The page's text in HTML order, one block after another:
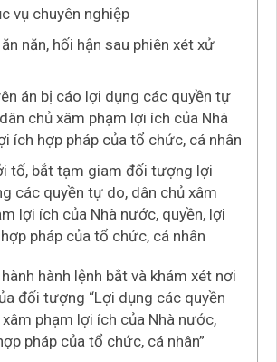
vụ chuyên nghiệp
năn, hối hận sau phiên xét xử
án bị cáo lợi dụng các quyền tự
chủ xâm phạm lợi ích của Nhà
ích hợp pháp của tổ chức, cá nhân
tố, bắt tạm giam đối tượng lợi
các quyền tự do, dân chủ xâm
lợi ích của Nhà nước, quyền, lợi
pháp của tổ chức, cá nhân
hành lệnh bắt và khám xét nơi
đối tượng “Lợi dụng các quyền
phạm lợi ích của Nhà nước,
pháp của tổ chức, cá nhân”